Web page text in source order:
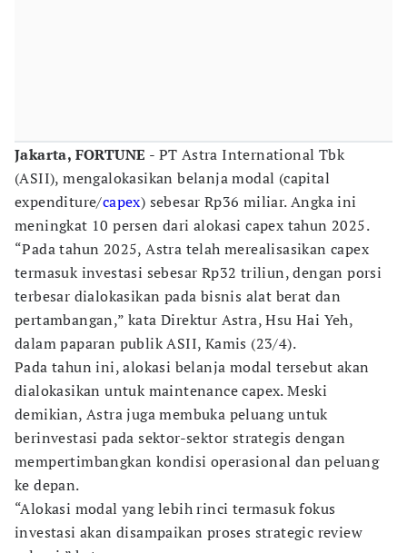
Jakarta, FORTUNE - PT Astra International Tbk
(ASII), mengalokasikan belanja modal (capital
expenditure/capex) sebesar Rp36 miliar. Angka ini
meningkat 10 persen dari alokasi capex tahun 2025.
“Pada tahun 2025, Astra telah merealisasikan capex
termasuk investasi sebesar Rp32 triliun, dengan porsi
terbesar dialokasikan pada bisnis alat berat dan
pertambangan,” kata Direktur Astra, Hsu Hai Yeh,
dalam paparan publik ASII, Kamis (23/4).
Pada tahun ini, alokasi belanja modal tersebut akan
dialokasikan untuk maintenance capex. Meski
demikian, Astra juga membuka peluang untuk
berinvestasi pada sektor-sektor strategis dengan
mempertimbangkan kondisi operasional dan peluang
ke depan.
“Alokasi modal yang lebih rinci termasuk fokus
investasi akan disampaikan proses strategic review